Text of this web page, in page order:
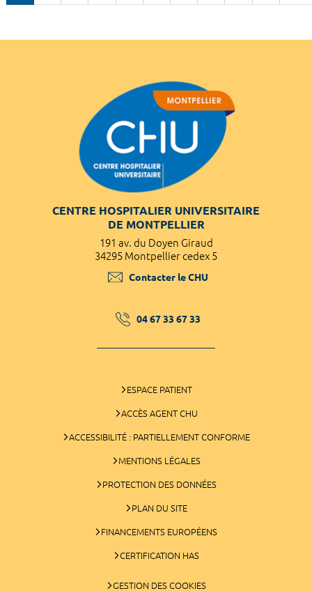
CENTRE HOSPITALIER UNIVERSITAIRE
DE MONTPELLIER
191 av. du Doyen Giraud
34295 Montpellier cedex 5
Contacter le CHU
04 67 33 67 33
ESPACE PATIENT
ACCÈS AGENT CHU
ACCESSIBILITÉ : PARTIELLEMENT CONFORME
MENTIONS LÉGALES
PROTECTION DES DONNÉES
PLAN DU SITE
FINANCEMENTS EUROPÉENS
CERTIFICATION HAS
GESTION DES COOKIES